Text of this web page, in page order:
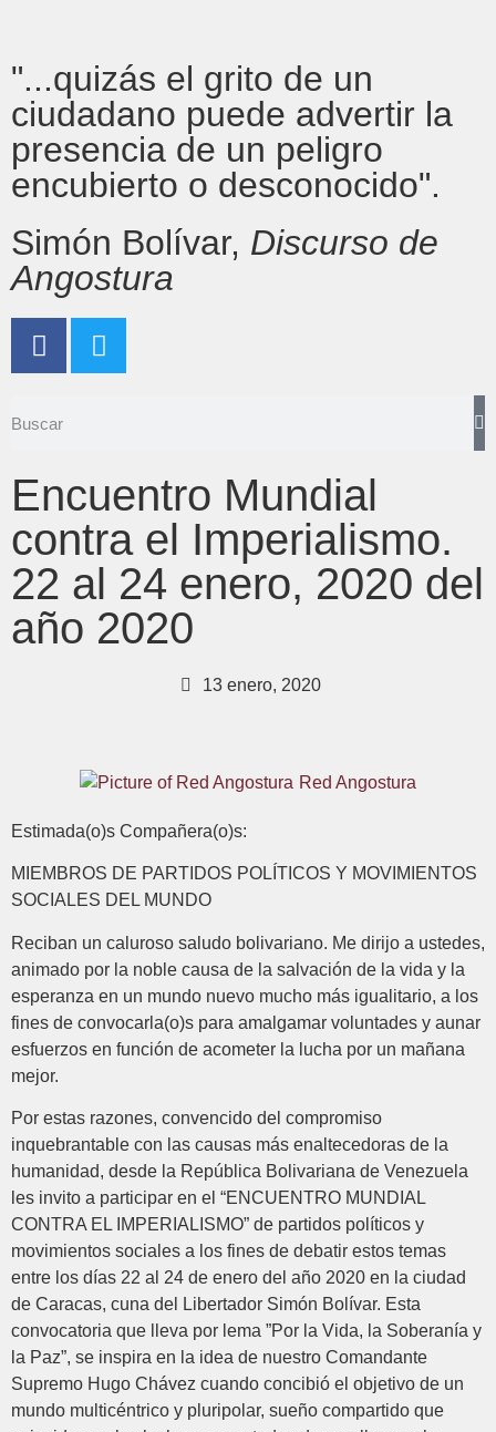
"...quizás el grito de un
ciudadano puede advertir la
presencia de un peligro
encubierto o desconocido".
Simón Bolívar, Discurso de
Angostura
Encuentro Mundial
contra el Imperialismo.
22 al 24 enero, 2020 del
año 2020
13 enero, 2020
Red Angostura
Estimada(o)s Compañera(o)s:
MIEMBROS DE PARTIDOS POLÍTICOS Y MOVIMIENTOS
SOCIALES DEL MUNDO
Reciban un caluroso saludo bolivariano. Me dirijo a ustedes,
animado por la noble causa de la salvación de la vida y la
esperanza en un mundo nuevo mucho más igualitario, a los
fines de convocarla(o)s para amalgamar voluntades y aunar
esfuerzos en función de acometer la lucha por un mañana
mejor.
Por estas razones, convencido del compromiso
inquebrantable con las causas más enaltecedoras de la
humanidad, desde la República Bolivariana de Venezuela
les invito a participar en el “ENCUENTRO MUNDIAL
CONTRA EL IMPERIALISMO” de partidos políticos y
movimientos sociales a los fines de debatir estos temas
entre los días 22 al 24 de enero del año 2020 en la ciudad
de Caracas, cuna del Libertador Simón Bolívar. Esta
convocatoria que lleva por lema ”Por la Vida, la Soberanía y
la Paz”, se inspira en la idea de nuestro Comandante
Supremo Hugo Chávez cuando concibió el objetivo de un
mundo multicéntrico y pluripolar, sueño compartido que